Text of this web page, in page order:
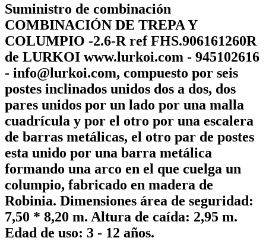
Suministro de combinación
COMBINACIÓN DE TREPA Y
COLUMPIO -2.6-R ref FHS.906161260R
de LURKOI www.lurkoi.com - 945102616
- info@lurkoi.com, compuesto por seis
postes inclinados unidos dos a dos, dos
pares unidos por un lado por una malla
cuadrícula y por el otro por una escalera
de barras metálicas, el otro par de postes
esta unido por una barra metálica
formando una arco en el que cuelga un
columpio, fabricado en madera de
Robinia. Dimensiones área de seguridad:
7,50 * 8,20 m. Altura de caída: 2,95 m.
Edad de uso: 3 - 12 años.